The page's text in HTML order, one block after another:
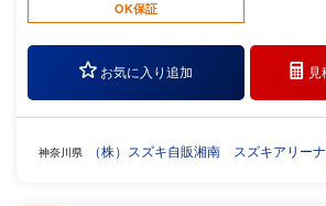
OK保証
お気に入り追加 見
神奈川県 （株）スズキ自販湘南 スズキアリー